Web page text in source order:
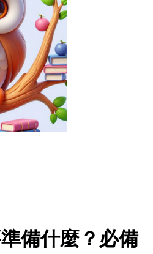
備什麼？必備